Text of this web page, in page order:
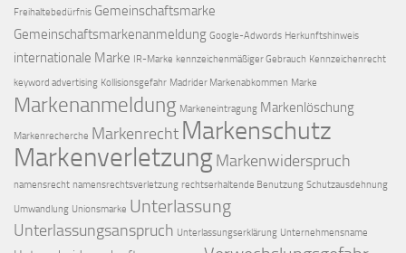
Freihaltebedürfnis Gemeinschaftsmarke
Gemeinschaftsmarkenanmeldung Google-Adwords Herkunftshinweis
internationale Marke IR-Marke kennzeichenmäßiger Gebrauch Kennzeichenrecht
keyword advertising Kollisionsgefahr Madrider Markenabkommen Marke
Markenanmeldung Markeneintragung Markenlöschung
Markenrecherche Markenrecht Markenschutz
Markenverletzung Markenwiderspruch
namensrecht namensrechtsverletzung rechtserhaltende Benutzung Schutzausdehnung
Umwandlung Unionsmarke Unterlassung
Unterlassungsanspruch Unterlassungserklärung Unternehmensname